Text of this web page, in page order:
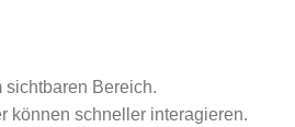
sichtbaren Bereich.
können schneller interagieren.